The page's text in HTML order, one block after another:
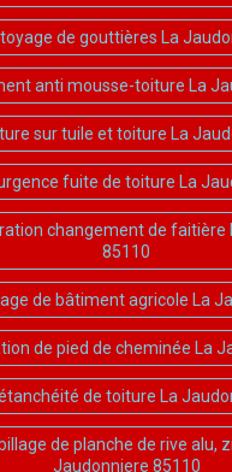
de gouttières La
anti mousse-toiture La
sur tuile et toiture La
fuite de toiture La
changement de faitière
85110
de bâtiment agricole La
de pied de cheminée La
de toiture La
de planche de rive alu,
Jaudonniere 85110